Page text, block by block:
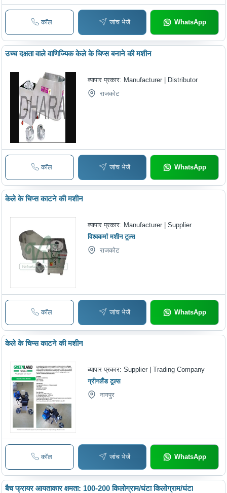
कॉल जांच भेजें WhatsApp
उच्च दक्षता वाले वाणिज्यिक केले के चिप्स बनाने की मशीन
व्यापार प्रकार: Manufacturer | Distributor
राजकोट
कॉल जांच भेजें WhatsApp
केले के चिप्स काटने की मशीन
व्यापार प्रकार: Manufacturer | Supplier
विश्वकर्मा मशीन टूल्स
राजकोट
कॉल जांच भेजें WhatsApp
केले के चिप्स काटने की मशीन
व्यापार प्रकार:Supplier | Trading Company
ग्रीनलैंड टूल्स
नागपुर
कॉल जांच भेजें WhatsApp
बैच फ्रायर आयताकार क्षमता: 100-200 किलोग्राम/घंटा किलोग्राम/घंटा